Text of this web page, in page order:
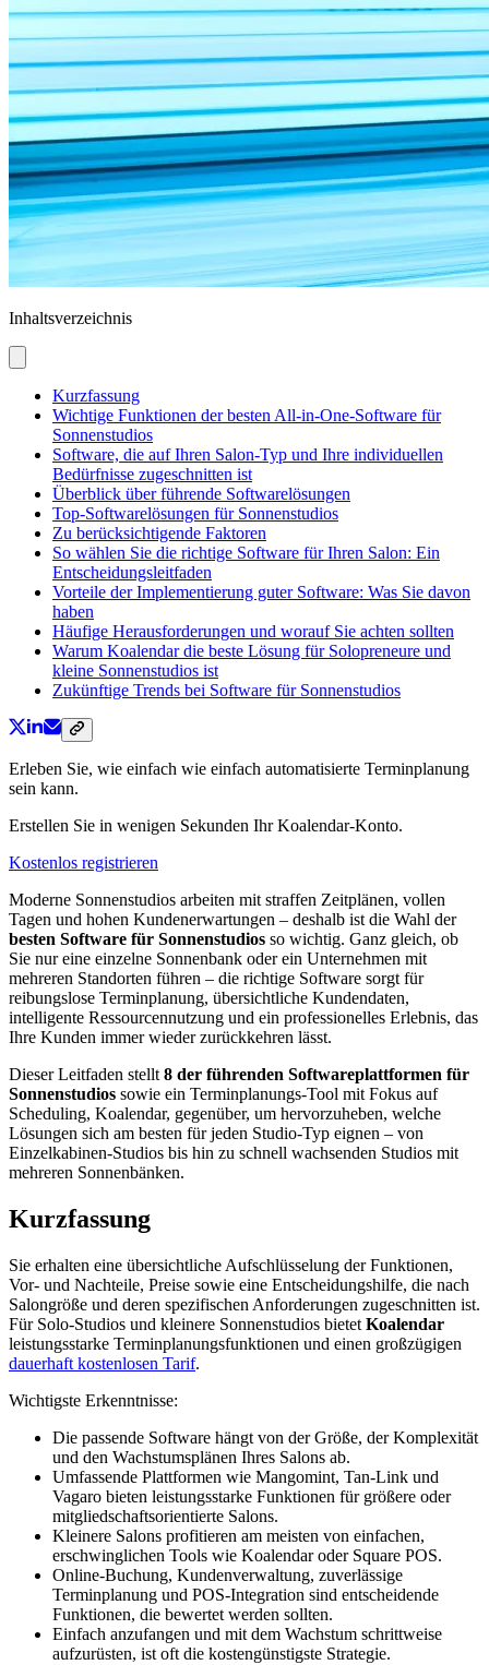
Inhaltsverzeichnis
Kurzfassung
Wichtige Funktionen der besten All-in-One-Software für
Sonnenstudios
Software, die auf Ihren Salon-Typ und Ihre individuellen
Bedürfnisse zugeschnitten ist
Überblick über führende Softwarelösungen
Top-Softwarelösungen für Sonnenstudios
Zu berücksichtigende Faktoren
So wählen Sie die richtige Software für Ihren Salon: Ein
Entscheidungsleitfaden
Vorteile der Implementierung guter Software: Was Sie davon
haben
Häufige Herausforderungen und worauf Sie achten sollten
Warum Koalendar die beste Lösung für Solopreneure und
kleine Sonnenstudios ist
Zukünftige Trends bei Software für Sonnenstudios
Erleben Sie, wie einfach wie einfach automatisierte Terminplanung
sein kann.
Erstellen Sie in wenigen Sekunden Ihr Koalendar-Konto.
Kostenlos registrieren
Moderne Sonnenstudios arbeiten mit straffen Zeitplänen, vollen
Tagen und hohen Kundenerwartungen – deshalb ist die Wahl der
besten Software für Sonnenstudios so wichtig. Ganz gleich, ob
Sie nur eine einzelne Sonnenbank oder ein Unternehmen mit
mehreren Standorten führen – die richtige Software sorgt für
reibungslose Terminplanung, übersichtliche Kundendaten,
intelligente Ressourcennutzung und ein professionelles Erlebnis, das
Ihre Kunden immer wieder zurückkehren lässt.
Dieser Leitfaden stellt 8 der führenden Softwareplattformen für
Sonnenstudios sowie ein Terminplanungs-Tool mit Fokus auf
Scheduling, Koalendar, gegenüber, um hervorzuheben, welche
Lösungen sich am besten für jeden Studio-Typ eignen – von
Einzelkabinen-Studios bis hin zu schnell wachsenden Studios mit
mehreren Sonnenbänken.
Kurzfassung
Sie erhalten eine übersichtliche Aufschlüsselung der Funktionen,
Vor- und Nachteile, Preise sowie eine Entscheidungshilfe, die nach
Salongröße und deren spezifischen Anforderungen zugeschnitten ist.
Für Solo-Studios und kleinere Sonnenstudios bietet Koalendar
leistungsstarke Terminplanungsfunktionen und einen großzügigen
dauerhaft kostenlosen Tarif.
Wichtigste Erkenntnisse:
Die passende Software hängt von der Größe, der Komplexität
und den Wachstumsplänen Ihres Salons ab.
Umfassende Plattformen wie Mangomint, Tan-Link und
Vagaro bieten leistungsstarke Funktionen für größere oder
mitgliedschaftsorientierte Salons.
Kleinere Salons profitieren am meisten von einfachen,
erschwinglichen Tools wie Koalendar oder Square POS.
Online-Buchung, Kundenverwaltung, zuverlässige
Terminplanung und POS-Integration sind entscheidende
Funktionen, die bewertet werden sollten.
Einfach anzufangen und mit dem Wachstum schrittweise
aufzurüsten, ist oft die kostengünstigste Strategie.